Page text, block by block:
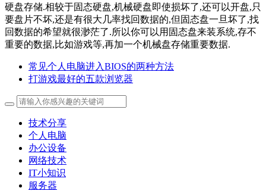
硬盘存储.相较于固态硬盘,机械硬盘即使损坏了,还可以开盘,只
要盘片不坏,还是有很大几率找回数据的,但固态盘一旦坏了,找
回数据的希望就很渺茫了.所以你可以用固态盘来装系统,存不
重要的数据,比如游戏等,再加一个机械盘存储重要数据.
常见个人电脑进入BIOS的两种方法
打游戏最好的五款浏览器
技术分享
个人电脑
办公设备
网络技术
IT小知识
服务器